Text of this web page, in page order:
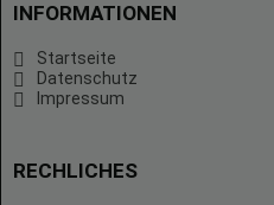
INFORMATIONEN
Startseite
Datenschutz
Impressum
RECHLICHES